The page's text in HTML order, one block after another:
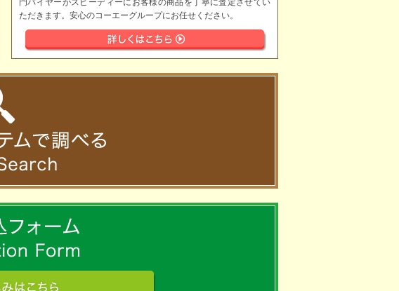
門バイヤーがスピーディーにお客様の商品を丁寧に査定させてい
ただきます。安心のコーエーグループにお任せください。